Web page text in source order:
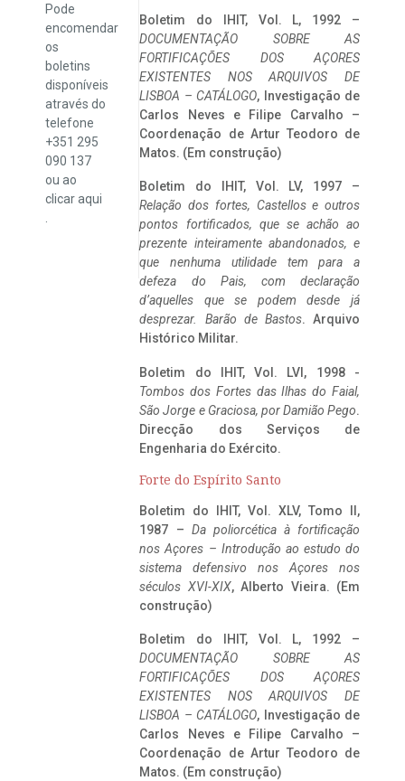
Pode
encomendar
os
boletins
disponíveis
através do
telefone
+351 295
090 137
ou ao
clicaraqui
Boletim do IHIT, Vol. L, 1992 –
DOCUMENTAÇÃO SOBRE AS
FORTIFICAÇÕES DOS AÇORES
EXISTENTES NOS ARQUIVOS DE
LISBOA – CATÁLOGO, Investigação de
Carlos Neves e Filipe Carvalho –
Coordenação de Artur Teodoro de
Matos. (Em construção)
Boletim do IHIT, Vol. LV, 1997 –
Relação dos fortes, Castellos e outros
pontos fortificados, que se achão ao
prezente inteiramente abandonados, e
que nenhuma utilidade tem para a
defeza do Pais, com declaração
d’aquelles que se podem desde já
desprezar. Barão de Bastos. Arquivo
Histórico Militar.
Boletim do IHIT, Vol. LVI, 1998 -
Tombos dos Fortes das Ilhas do Faial,
São Jorge e Graciosa, por Damião Pego.
Direcção dos Serviços de
Engenharia do Exército.
Forte do Espírito Santo
Boletim do IHIT, Vol. XLV, Tomo II,
1987 – Da poliorcética à fortificação
nos Açores – Introdução ao estudo do
sistema defensivo nos Açores nos
séculos XVI-XIX, Alberto Vieira. (Em
construção)
Boletim do IHIT, Vol. L, 1992 –
DOCUMENTAÇÃO SOBRE AS
FORTIFICAÇÕES DOS AÇORES
EXISTENTES NOS ARQUIVOS DE
LISBOA – CATÁLOGO, Investigação de
Carlos Neves e Filipe Carvalho –
Coordenação de Artur Teodoro de
Matos. (Em construção)